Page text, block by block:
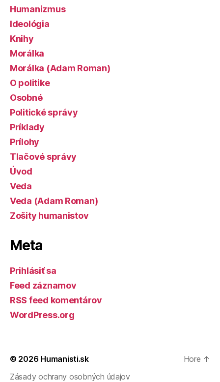
Humanizmus
Ideológia
Knihy
Morálka
Morálka (Adam Roman)
O politike
Osobné
Politické správy
Príklady
Prílohy
Tlačové správy
Úvod
Veda
Veda (Adam Roman)
Zošity humanistov
Meta
Prihlásiť sa
Feed záznamov
RSS feed komentárov
WordPress.org
© 2026 Humanisti.sk
Zásady ochrany osobných údajov
Hore ↑